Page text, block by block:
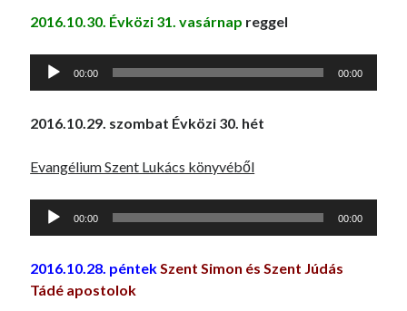
2016.10.30. Évközi 31. vasárnap reggel
Audió
00:00 00:00
2016.10.29. szombat Évközi 30. hét
Evangélium Szent Lukács könyvéből
Audió
00:00 00:00
2016.10.28. péntekSzent Simon és Szent Júdás
Tádé apostolok